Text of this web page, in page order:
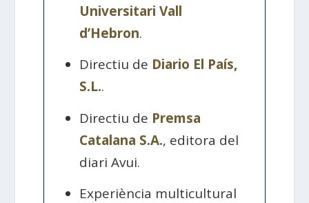
Universitari Vall
d’Hebron.
Directiu de Diario El País,
S.L..
Directiu de Premsa
Catalana S.A., editora del
diari Avui.
Experiència multicultural